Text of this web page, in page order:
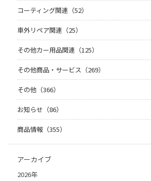
コーティング関連（52）
車外リペア関連（25）
その他カー用品関連（125）
その他商品・サービス（269）
その他（366）
お知らせ（86）
商品情報（355）
アーカイブ
2026年